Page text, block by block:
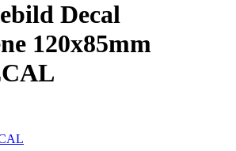
Decal
120x85mm